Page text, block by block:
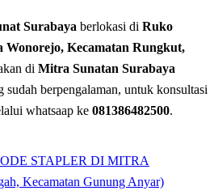
Surabaya berlokasi di Ruko
Wonorejo, Kecamatan Rungkut,
di Mitra Sunatan Surabaya
berpengalaman, untuk konsultasi
whatsaap ke 081386482500.
STAPLER DI MITRA
Kecamatan Gunung Anyar)